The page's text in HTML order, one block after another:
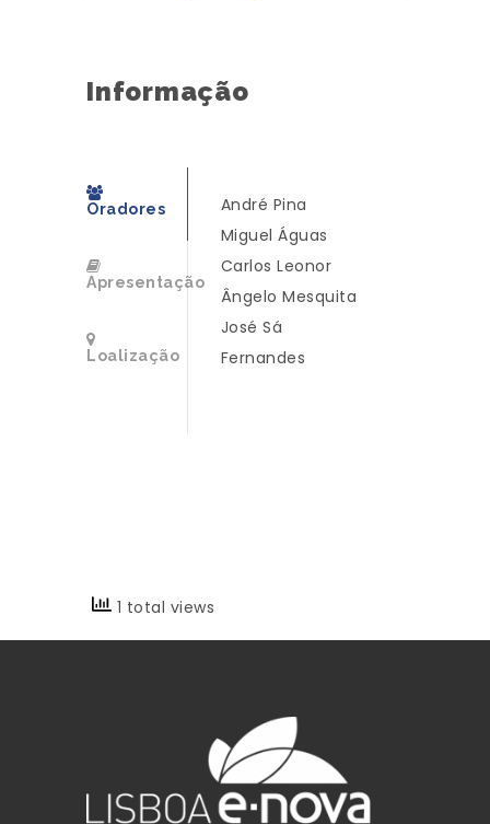
Informação
Oradores
Apresentação
Loalização
André Pina
Miguel Águas
Carlos Leonor
Ângelo Mesquita
José Sá
Fernandes
1 total views